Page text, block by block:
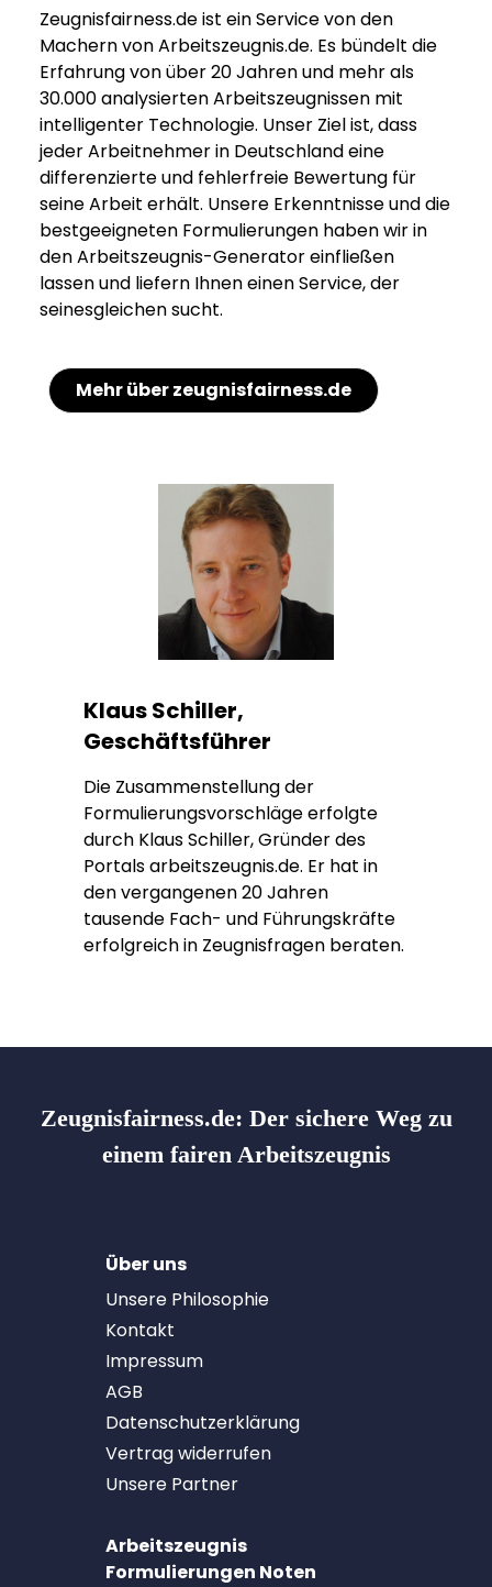
Zeugnisfairness.de ist ein Service von den
Machern von Arbeitszeugnis.de. Es bündelt die
Erfahrung von über 20 Jahren und mehr als
30.000 analysierten Arbeitszeugnissen mit
intelligenter Technologie. Unser Ziel ist, dass
jeder Arbeitnehmer in Deutschland eine
differenzierte und fehlerfreie Bewertung für
seine Arbeit erhält. Unsere Erkenntnisse und die
bestgeeigneten Formulierungen haben wir in
den Arbeitszeugnis-Generator einfließen
lassen und liefern Ihnen einen Service, der
seinesgleichen sucht.
Mehr über zeugnisfairness.de
Klaus Schiller,
Geschäftsführer
Die Zusammenstellung der
Formulierungsvorschläge erfolgte
durch Klaus Schiller, Gründer des
Portals arbeitszeugnis.de. Er hat in
den vergangenen 20 Jahren
tausende Fach- und Führungskräfte
erfolgreich in Zeugnisfragen beraten.
Zeugnisfairness.de: Der sichere Weg zu
einem fairen Arbeitszeugnis
Über uns
Unsere Philosophie
Kontakt
Impressum
AGB
Datenschutzerklärung
Vertrag widerrufen
Unsere Partner
Arbeitszeugnis
Formulierungen Noten